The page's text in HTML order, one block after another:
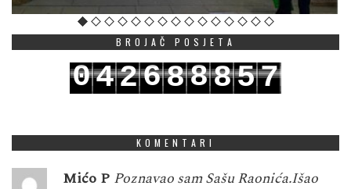
BROJAČ POSJETA
042688857
KOMENTARI
Mićo P Poznavao sam Sašu Raonića.Išao